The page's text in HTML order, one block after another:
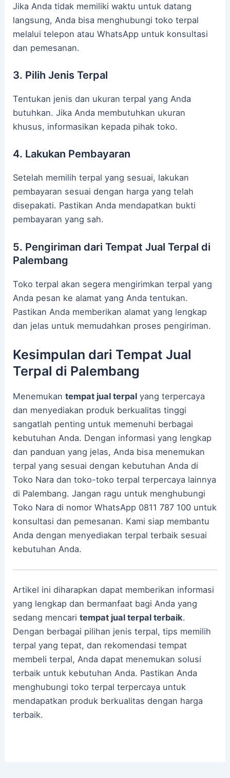
Jika Anda tidak memiliki waktu untuk datang
langsung, Anda bisa menghubungi toko terpal
melalui telepon atau WhatsApp untuk konsultasi
dan pemesanan.
3. Pilih Jenis Terpal
Tentukan jenis dan ukuran terpal yang Anda
butuhkan. Jika Anda membutuhkan ukuran
khusus, informasikan kepada pihak toko.
4. Lakukan Pembayaran
Setelah memilih terpal yang sesuai, lakukan
pembayaran sesuai dengan harga yang telah
disepakati. Pastikan Anda mendapatkan bukti
pembayaran yang sah.
5. Pengiriman dari Tempat Jual Terpal di
Palembang
Toko terpal akan segera mengirimkan terpal yang
Anda pesan ke alamat yang Anda tentukan.
Pastikan Anda memberikan alamat yang lengkap
dan jelas untuk memudahkan proses pengiriman.
Kesimpulan dari Tempat Jual
Terpal di Palembang
Menemukantempat jual terpal yang terpercaya
dan menyediakan produk berkualitas tinggi
sangatlah penting untuk memenuhi berbagai
kebutuhan Anda. Dengan informasi yang lengkap
dan panduan yang jelas, Anda bisa menemukan
terpal yang sesuai dengan kebutuhan Anda di
Toko Nara dan toko-toko terpal terpercaya lainnya
di Palembang. Jangan ragu untuk menghubungi
Toko Nara di nomor WhatsApp 0811 787 100 untuk
konsultasi dan pemesanan. Kami siap membantu
Anda dengan menyediakan terpal terbaik sesuai
kebutuhan Anda.
Artikel ini diharapkan dapat memberikan informasi
yang lengkap dan bermanfaat bagi Anda yang
sedang mencaritempat jual terpal terbaik.
Dengan berbagai pilihan jenis terpal, tips memilih
terpal yang tepat, dan rekomendasi tempat
membeli terpal, Anda dapat menemukan solusi
terbaik untuk kebutuhan Anda. Pastikan Anda
menghubungi toko terpal terpercaya untuk
mendapatkan produk berkualitas dengan harga
terbaik.